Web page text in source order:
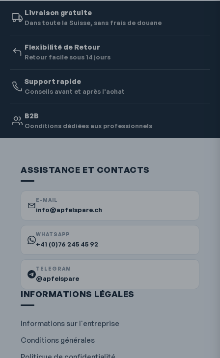
Livraison gratuite
Dans toute la Suisse, sans frais de douane
Flexibilité de Retour
Retour facile sous 14 jours
Support rapide
Conseils avant et après l'achat
B2B
Conditions dédiées aux professionnels
ASSISTANCE ET CONTACTS
E-MAIL
info@apfelspare.ch
WHATSAPP
+41 (0)76 245 45 92
TELEGRAM
@apfelspare
INFORMATIONS LÉGALES
Informations sur l'entreprise
Conditions générales